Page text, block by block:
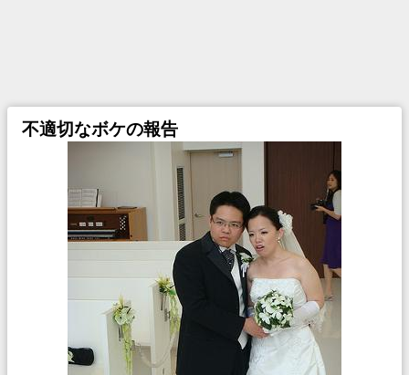
不適切なボケの報告